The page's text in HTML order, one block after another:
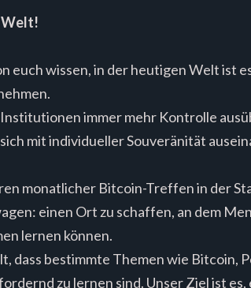
Welt!
euch wissen, in der heutigen Welt ist
immer mehr Kontrolle
mit individueller Souveränität
monatlicher Bitcoin-Treffen in der
einen Ort zu schaffen, an dem
lernen können.
dass bestimmte Themen wie Bitcoin,
zu lernen sind. Unser Ziel ist